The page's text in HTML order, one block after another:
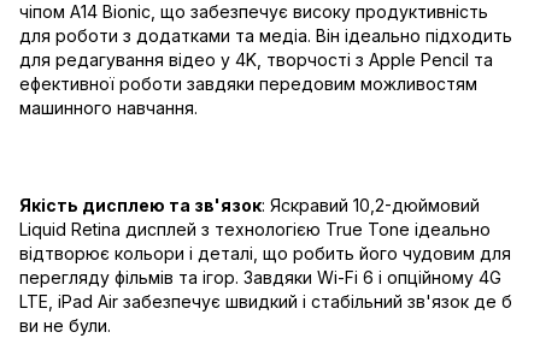
чіпом A14 Bionic, що забезпечує високу продуктивність
для роботи з додатками та медіа. Він ідеально підходить
для редагування відео у 4K, творчості з Apple Pencil та
ефективної роботи завдяки передовим можливостям
машинного навчання.
Якість дисплею та зв'язок: Яскравий 10,2-дюймовий
Liquid Retina дисплей з технологією True Tone ідеально
відтворює кольори і деталі, що робить його чудовим для
перегляду фільмів та ігор. Завдяки Wi-Fi 6 і опційному 4G
LTE, iPad Air забезпечує швидкий і стабільний зв'язок де б
ви не були.